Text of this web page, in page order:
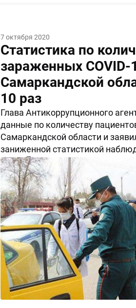
7 октября 2020
Статистика по
зараженных COVID-
Самаркандской
10 раз
Глава Антикоррупционного
данные по количеству
Самаркандской области и
заниженной статистикой
9398 0